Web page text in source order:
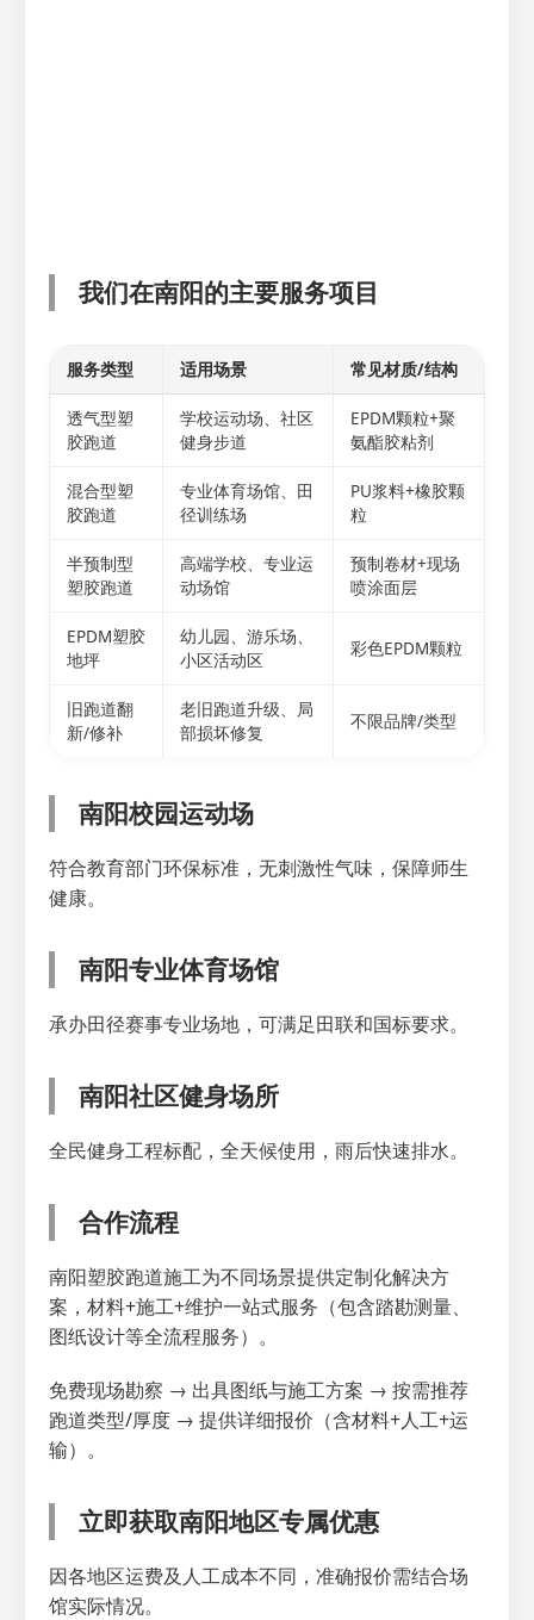
我们在南阳的主要服务项目
服务类型 适用场景 常见材质/结构
透气型塑
胶跑道
学校运动场、社区
健身步道
EPDM颗粒+聚
氨酯胶粘剂
混合型塑
胶跑道
专业体育场馆、田
径训练场
PU浆料+橡胶颗
粒
半预制型
塑胶跑道
高端学校、专业运
动场馆
预制卷材+现场
喷涂面层
EPDM塑胶
地坪
幼儿园、游乐场、
小区活动区
彩色EPDM颗粒
旧跑道翻
新/修补
老旧跑道升级、局
部损坏修复
不限品牌/类型
南阳校园运动场
符合教育部门环保标准，无刺激性气味，保障师生
健康。
南阳专业体育场馆
承办田径赛事专业场地，可满足田联和国标要求。
南阳社区健身场所
全民健身工程标配，全天候使用，雨后快速排水。
合作流程
南阳塑胶跑道施工为不同场景提供定制化解决方
案，材料+施工+维护一站式服务（包含踏勘测量、
图纸设计等全流程服务）。
免费现场勘察 → 出具图纸与施工方案 → 按需推荐
跑道类型/厚度 → 提供详细报价（含材料+人工+运
输）。
立即获取南阳地区专属优惠
因各地区运费及人工成本不同，准确报价需结合场
馆实际情况。